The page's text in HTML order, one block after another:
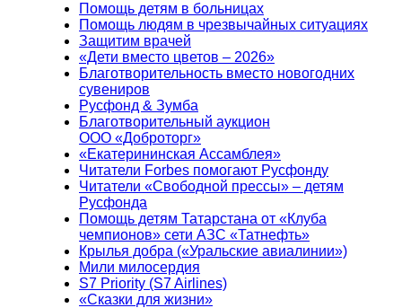
Помощь детям в больницах
Помощь людям в чрезвычайных ситуациях
Защитим врачей
«Дети вместо цветов – 2026»
Благотворительность вместо новогодних
сувениров
Русфонд & Зумба
Благотворительный аукцион
ООО «Доброторг»
«Екатерининская Ассамблея»
Читатели Forbes помогают Русфонду
Читатели «Свободной прессы» – детям
Русфонда
Помощь детям Татарстана от «Клуба
чемпионов» сети АЗС «Татнефть»
Крылья добра («Уральские авиалинии»)
Мили милосердия
S7 Priority (S7 Airlines)
«Сказки для жизни»